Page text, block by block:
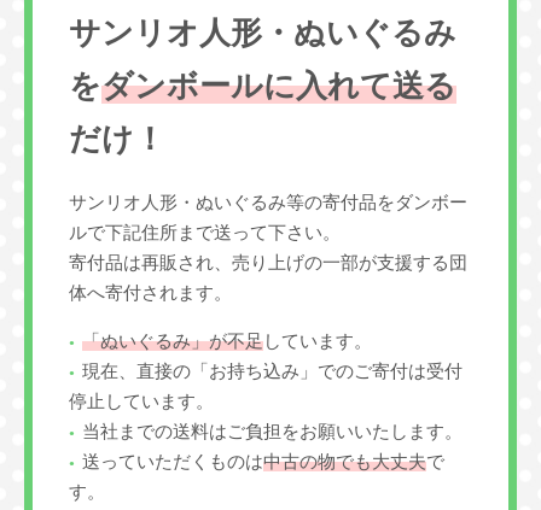
サンリオ人形・ぬいぐるみ
をダンボールに入れて送る
だけ！
サンリオ人形・ぬいぐるみ等の寄付品をダンボー
ルで下記住所まで送って下さい。
寄付品は再販され、売り上げの一部が支援する団
体へ寄付されます。
「ぬいぐるみ」が不足しています。
現在、直接の「お持ち込み」でのご寄付は受付
停止しています。
当社までの送料はご負担をお願いいたします。
送っていただくものは中古の物でも大丈夫で
す。